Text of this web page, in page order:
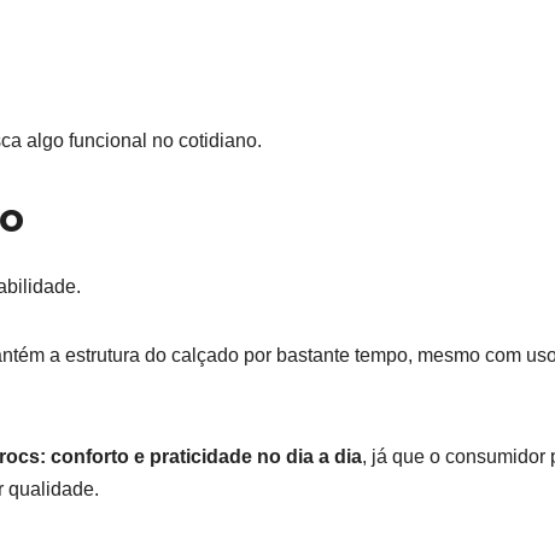
algo funcional no cotidiano.
a estrutura do calçado por bastante tempo, mesmo com
conforto e praticidade no dia a dia, já que o consumidor
qualidade.